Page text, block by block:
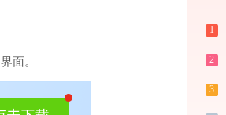
界面。
1
2
3